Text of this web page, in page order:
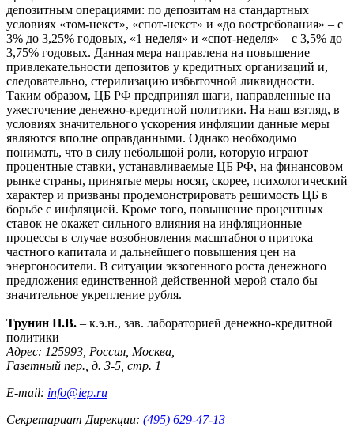
депозитным операциями: по депозитам на стандартных
условиях «том-некст», «спот-некст» и «до востребования» – с
3% до 3,25% годовых, «1 неделя» и «спот-неделя» – с 3,5% до
3,75% годовых. Данная мера направлена на повышение
привлекательности депозитов у кредитных организаций и,
следовательно, стерилизацию избыточной ликвидности.
Таким образом, ЦБ РФ предпринял шаги, направленные на
ужесточение денежно-кредитной политики. На наш взгляд, в
условиях значительного ускорения инфляции данные меры
являются вполне оправданными. Однако необходимо
понимать, что в силу небольшой роли, которую играют
процентные ставки, устанавливаемые ЦБ РФ, на финансовом
рынке страны, принятые меры носят, скорее, психологический
характер и призваны продемонстрировать решимость ЦБ в
борьбе с инфляцией. Кроме того, повышение процентных
ставок не окажет сильного влияния на инфляционные
процессы в случае возобновления масштабного притока
частного капитала и дальнейшего повышения цен на
энергоносители. В ситуации экзогенного роста денежного
предложения единственной действенной мерой стало бы
значительное укрепление рубля.
Трунин П.В. – к.э.н., зав. лабораторией денежно-кредитной
политики
Адрес: 125993, Россия, Москва,
Газетный пер., д. 3-5, стр. 1
E-mail: info@iep.ru
Секретариат Дирекции: (495) 629-47-13